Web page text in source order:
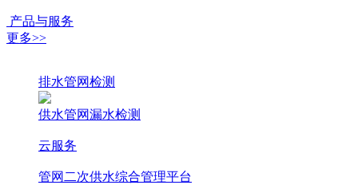
产品与服务
更多>>
排水管网检测
供水管网漏水检测
云服务
管网二次供水综合管理平台